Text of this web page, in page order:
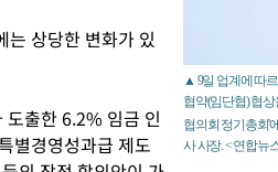
▲ 9일 업계에 따르
협약(임단협) 협상
협의회 정기총회'
사 사장. < 연합뉴
는 상당한 변화가 있
출한 6.2% 임금 인
별경영성과급 제도